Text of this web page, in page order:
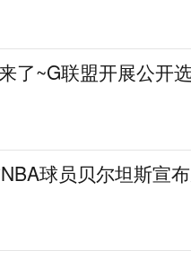
了~G联盟开展公开
球员贝尔坦斯宣